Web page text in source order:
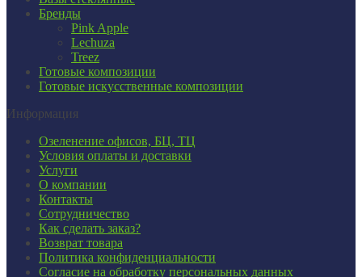
Бренды
Pink Apple
Lechuza
Treez
Готовые композиции
Готовые искусственные композиции
Информация
Озеленение офисов, БЦ, ТЦ
Условия оплаты и доставки
Услуги
О компании
Контакты
Сотрудничество
Как сделать заказ?
Возврат товара
Политика конфиденциальности
Согласие ​на обработку персональных данных